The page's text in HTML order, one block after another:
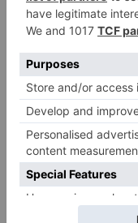
De esta forma,
Objetivo de
una educación
y promover
durante toda la
infórmate y
a conseguir la
proyecto.